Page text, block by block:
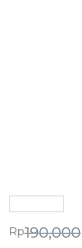
Rp190,000